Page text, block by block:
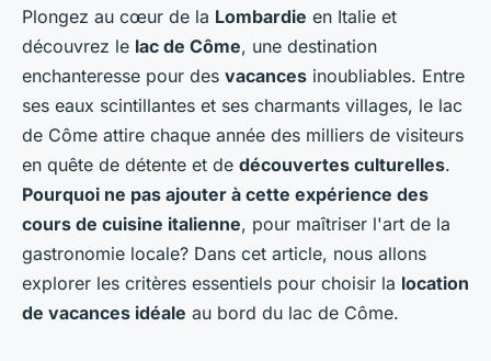
Quels sont les critères pour
choisir une location de
vacances au bord du lac de
Côme avec des cours de
cuisine italienne?
arlette•19 juin 2024 •7 min de lecture
Plongez au cœur de la Lombardie en Italie et
découvrez le lac de Côme, une destination
enchanteresse pour des vacances inoubliables. Entre
ses eaux scintillantes et ses charmants villages, le lac
de Côme attire chaque année des milliers de visiteurs
en quête de détente et de découvertes culturelles.
Pourquoi ne pas ajouter à cette expérience des
cours de cuisine italienne, pour maîtriser l'art de la
gastronomie locale? Dans cet article, nous allons
explorer les critères essentiels pour choisir la location
de vacances idéale au bord du lac de Côme.